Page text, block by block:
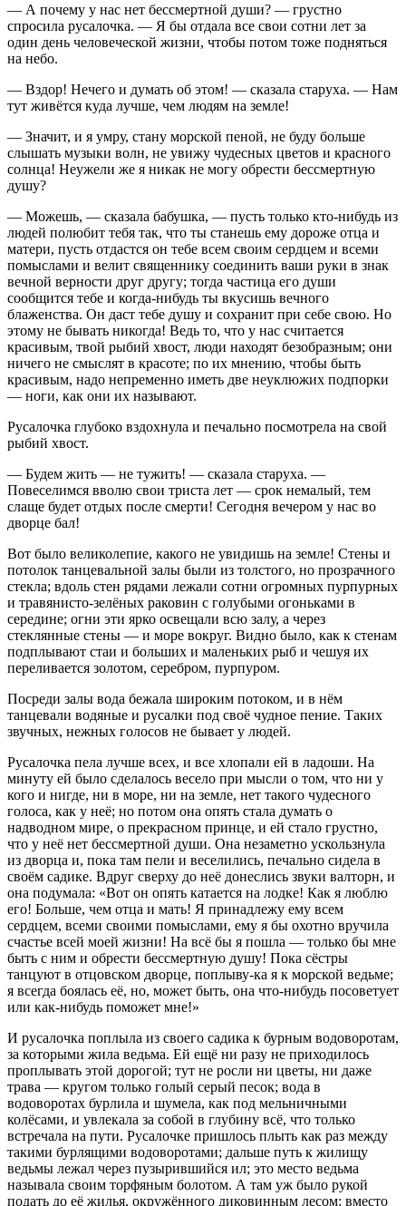
— А почему у нас нет бессмертной души? — грустно
спросила русалочка. — Я бы отдала все свои сотни лет за
один день человеческой жизни, чтобы потом тоже подняться
на небо.
— Вздор! Нечего и думать об этом! — сказала старуха. — Нам
тут живётся куда лучше, чем людям на земле!
— Значит, и я умру, стану морской пеной, не буду больше
слышать музыки волн, не увижу чудесных цветов и красного
солнца! Неужели же я никак не могу обрести бессмертную
душу?
— Можешь, — сказала бабушка, — пусть только кто-нибудь из
людей полюбит тебя так, что ты станешь ему дороже отца и
матери, пусть отдастся он тебе всем своим сердцем и всеми
помыслами и велит священнику соединить ваши руки в знак
вечной верности друг другу; тогда частица его души
сообщится тебе и когда-нибудь ты вкусишь вечного
блаженства. Он даст тебе душу и сохранит при себе свою. Но
этому не бывать никогда! Ведь то, что у нас считается
красивым, твой рыбий хвост, люди находят безобразным; они
ничего не смыслят в красоте; по их мнению, чтобы быть
красивым, надо непременно иметь две неуклюжих подпорки
— ноги, как они их называют.
Русалочка глубоко вздохнула и печально посмотрела на свой
рыбий хвост.
— Будем жить — не тужить! — сказала старуха. —
Повеселимся вволю свои триста лет — срок немалый, тем
слаще будет отдых после смерти! Сегодня вечером у нас во
дворце бал!
Вот было великолепие, какого не увидишь на земле! Стены и
потолок танцевальной залы были из толстого, но прозрачного
стекла; вдоль стен рядами лежали сотни огромных пурпурных
и травянисто-зелёных раковин с голубыми огоньками в
середине; огни эти ярко освещали всю залу, а через
стеклянные стены — и море вокруг. Видно было, как к стенам
подплывают стаи и больших и маленьких рыб и чешуя их
переливается золотом, серебром, пурпуром.
Посреди залы вода бежала широким потоком, и в нём
танцевали водяные и русалки под своё чудное пение. Таких
звучных, нежных голосов не бывает у людей.
Русалочка пела лучше всех, и все хлопали ей в ладоши. На
минуту ей было сделалось весело при мысли о том, что ни у
кого и нигде, ни в море, ни на земле, нет такого чудесного
голоса, как у неё; но потом она опять стала думать о
надводном мире, о прекрасном принце, и ей стало грустно,
что у неё нет бессмертной души. Она незаметно ускользнула
из дворца и, пока там пели и веселились, печально сидела в
своём садике. Вдруг сверху до неё донеслись звуки валторн, и
она подумала: «Вот он опять катается на лодке! Как я люблю
его! Больше, чем отца и мать! Я принадлежу ему всем
сердцем, всеми своими помыслами, ему я бы охотно вручила
счастье всей моей жизни! На всё бы я пошла — только бы мне
быть с ним и обрести бессмертную душу! Пока сёстры
танцуют в отцовском дворце, поплыву-ка я к морской ведьме;
я всегда боялась её, но, может быть, она что-нибудь посоветует
или как-нибудь поможет мне!»
И русалочка поплыла из своего садика к бурным водоворотам,
за которыми жила ведьма. Ей ещё ни разу не приходилось
проплывать этой дорогой; тут не росли ни цветы, ни даже
трава — кругом только голый серый песок; вода в
водоворотах бурлила и шумела, как под мельничными
колёсами, и увлекала за собой в глубину всё, что только
встречала на пути. Русалочке пришлось плыть как раз между
такими бурлящими водоворотами; дальше путь к жилищу
ведьмы лежал через пузырившийся ил; это место ведьма
называла своим торфяным болотом. А там уж было рукой
подать до её жилья, окружённого диковинным лесом: вместо